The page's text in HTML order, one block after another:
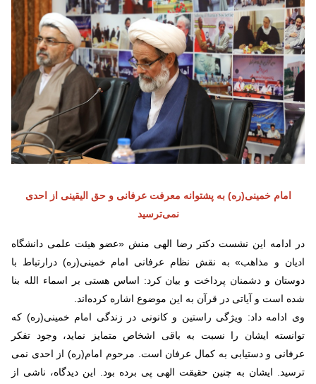
امام خمینی(ره) به پشتوانه معرفت عرفانی و حق الیقینی از احدی
نمی‌ترسید
در ادامه این نشست دکتر رضا الهی منش «عضو هیئت علمی دانشگاه
ادیان و مذاهب» به نقش نظام عرفانی امام خمینی(ره) درارتباط با
دوستان و دشمنان پرداخت و بیان کرد: اساس هستی بر اسماء الله بنا
شده است و آیاتی در قرآن به این موضوع اشاره کرده‌اند.
وی ادامه داد: ویژگی راستین و کانونی در زندگی امام خمینی(ره) که
توانسته ایشان را نسبت به باقی اشخاص متمایز نماید، وجود تفکر
عرفانی و دستیابی به کمال عرفان است. مرحوم امام(ره) از احدی نمی
ترسید. ایشان به چنین حقیقت الهی پی برده بود. این دیدگاه، ناشی از